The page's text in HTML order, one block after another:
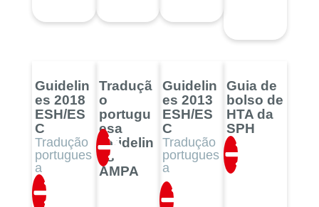
Guidelin
es 2018
ESH/ES
C
Tradução
portugues
a
Traduçã
o
portugu
esa
Guidelin
es
AMPA
Guidelin
es 2013
ESH/ES
C
Tradução
portugues
a
Guia de
bolso de
HTA da
SPH